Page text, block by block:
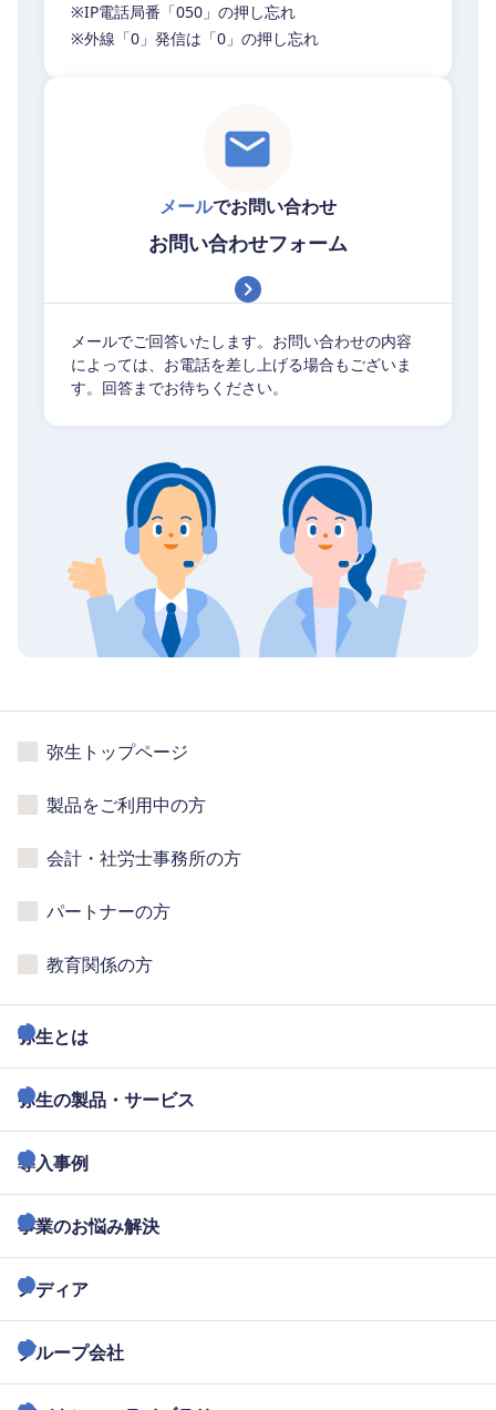
※IP電話局番「050」の押し忘れ
※外線「0」発信は「0」の押し忘れ
メールでお問い合わせ
お問い合わせフォーム
メールでご回答いたします。お問い合わせの内容
によっては、お電話を差し上げる場合もございま
す。回答までお待ちください。
弥生トップページ
製品をご利用中の方
会計・社労士事務所の方
パートナーの方
教育関係の方
弥生とは
弥生の製品・サービス
導入事例
事業のお悩み解決
メディア
グループ会社